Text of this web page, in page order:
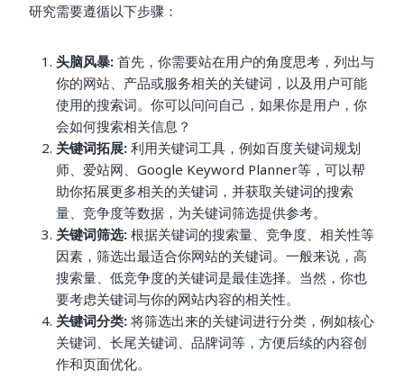
研究需要遵循以下步骤：
头脑风暴: 首先，你需要站在用户的角度思考，列出与
你的网站、产品或服务相关的关键词，以及用户可能
使用的搜索词。你可以问问自己，如果你是用户，你
会如何搜索相关信息？
关键词拓展: 利用关键词工具，例如百度关键词规划
师、爱站网、Google Keyword Planner等，可以帮
助你拓展更多相关的关键词，并获取关键词的搜索
量、竞争度等数据，为关键词筛选提供参考。
关键词筛选: 根据关键词的搜索量、竞争度、相关性等
因素，筛选出最适合你网站的关键词。一般来说，高
搜索量、低竞争度的关键词是最佳选择。当然，你也
要考虑关键词与你的网站内容的相关性。
关键词分类: 将筛选出来的关键词进行分类，例如核心
关键词、长尾关键词、品牌词等，方便后续的内容创
作和页面优化。